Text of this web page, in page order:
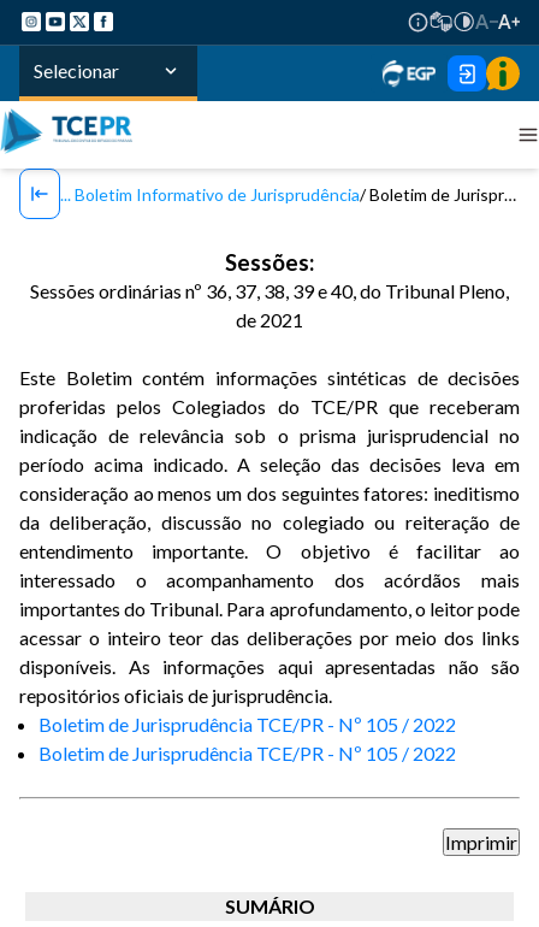
Selecionar
Boletim Informativo de Jurisprudência Boletim de Jurisprudência TCE/PR - Nº 105 / 2022
Sessões:
Sessões ordinárias nº 36, 37, 38, 39 e 40, do Tribunal Pleno,
de 2021
Este Boletim contém informações sintéticas de decisões
proferidas pelos Colegiados do TCE/PR que receberam
indicação de relevância sob o prisma jurisprudencial no
período acima indicado. A seleção das decisões leva em
consideração ao menos um dos seguintes fatores: ineditismo
da deliberação, discussão no colegiado ou reiteração de
entendimento importante. O objetivo é facilitar ao
interessado o acompanhamento dos acórdãos mais
importantes do Tribunal. Para aprofundamento, o leitor pode
acessar o inteiro teor das deliberações por meio dos links
disponíveis. As informações aqui apresentadas não são
repositórios oficiais de jurisprudência.
Boletim de Jurisprudência TCE/PR - Nº 105 / 2022
Boletim de Jurisprudência TCE/PR - Nº 105 / 2022
SUMÁRIO